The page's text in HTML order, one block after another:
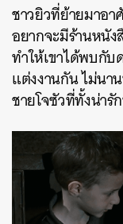
ชาวยิวที่ย้ายมาอ
อยากจะมีร้านหนัง
ทำให้เขาได้พบกั
แต่งงานกัน ไม่น
ชายโจซัวที่ทั้งน่ารั